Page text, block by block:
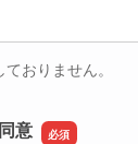
おりません。
意